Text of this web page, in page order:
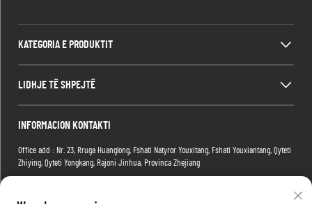
KATEGORIA E PRODUKTIT
LIDHJE TË SHPEJTË
INFORMACION KONTAKTI
Office add : Nr. 23, Rruga Huanglong, Fshati Natyror Youxitang, Fshati Youxiantang, Qyteti
Zhiying, Qyteti Yongkang, Rajoni Jinhua, Provinca Zhejiang